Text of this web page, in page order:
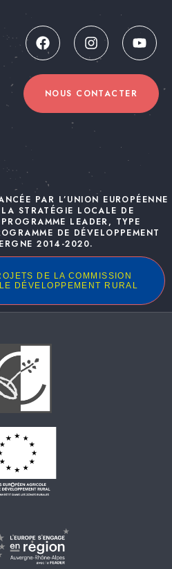
NOUS CONTACTER
PAR L’UNION EUROPÉENNE
STRATÉGIE LOCALE DE
LEADER, TYPE
DE DÉVELOPPEMENT
2014-2020.
DE LA COMMISSION
DÉVELOPPEMENT RURAL